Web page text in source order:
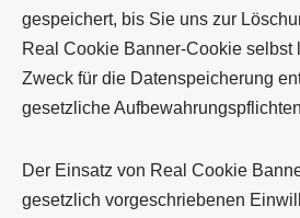
gespeichert, bis Sie uns zur
Real Cookie Banner-Cookie selbst
Zweck für die Datenspeicherung
gesetzliche
Der Einsatz von Real Cookie
gesetzlich vorgeschriebenen